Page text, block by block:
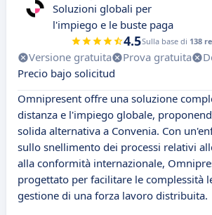
Soluzioni globali per
l'impiego e le buste paga
4.5Sulla base di 138
Versione gratuita Prova gratuita
Precio bajo solicitud
Omnipresent offre una soluzione
distanza e l'impiego globale,
solida alternativa a Convenia. Con
sullo snellimento dei processi relativi
alla conformità internazionale,
progettato per facilitare le complessità
gestione di una forza lavoro distribuita.